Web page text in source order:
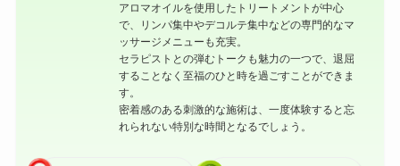
アロマオイルを使用したトリートメントが中心
で、リンパ集中やデコルテ集中などの専門的なマ
ッサージメニューも充実。
セラピストとの弾むトークも魅力の一つで、退屈
することなく至福のひと時を過ごすことができま
す。
密着感のある刺激的な施術は、一度体験すると忘
れられない特別な時間となるでしょう。